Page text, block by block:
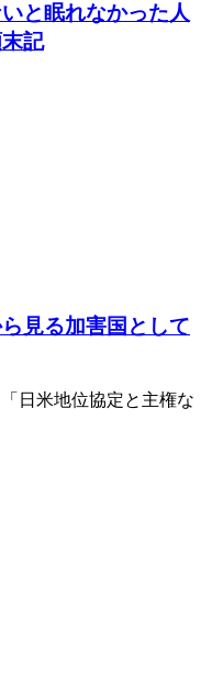
と眠れなかった人
記
見る加害国として
日米地位協定と主権な